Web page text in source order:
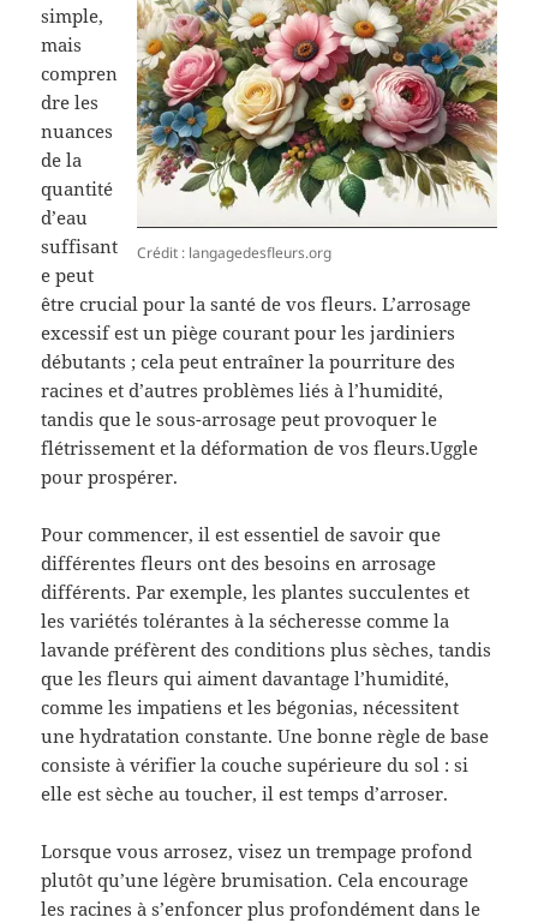
Crédit : langagedesfleurs.org
simple,
mais
compren
dre les
nuances
de la
quantité
d’eau
suffisant
e peut
être crucial pour la santé de vos fleurs. L’arrosage
excessif est un piège courant pour les jardiniers
débutants ; cela peut entraîner la pourriture des
racines et d’autres problèmes liés à l’humidité,
tandis que le sous-arrosage peut provoquer le
flétrissement et la déformation de vos fleurs.Uggle
pour prospérer.
Pour commencer, il est essentiel de savoir que
différentes fleurs ont des besoins en arrosage
différents. Par exemple, les plantes succulentes et
les variétés tolérantes à la sécheresse comme la
lavande préfèrent des conditions plus sèches, tandis
que les fleurs qui aiment davantage l’humidité,
comme les impatiens et les bégonias, nécessitent
une hydratation constante. Une bonne règle de base
consiste à vérifier la couche supérieure du sol : si
elle est sèche au toucher, il est temps d’arroser.
Lorsque vous arrosez, visez un trempage profond
plutôt qu’une légère brumisation. Cela encourage
les racines à s’enfoncer plus profondément dans le